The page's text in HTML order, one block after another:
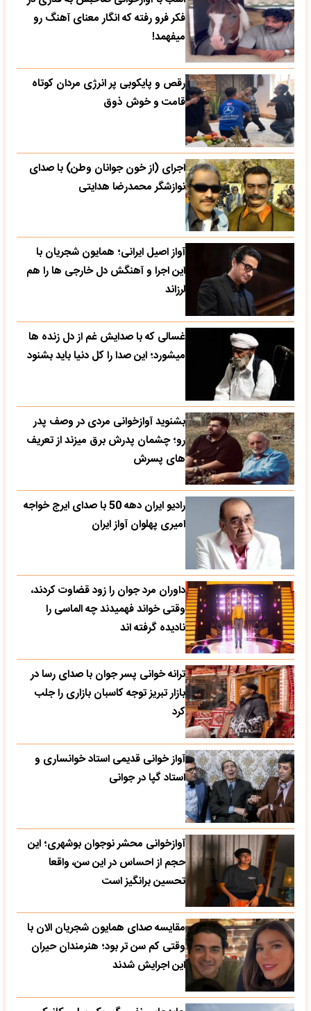
فکر فرو رفته که انگار معنای آهنگ رو
میفهمد!
رقص و پایکوبی پر انرژی مردان کوتاه
قامت و خوش ذوق
اجرای (از خون جوانان وطن) با صدای
نوازشگر محمدرضا هدایتی
آواز اصیل ایرانی؛ همایون شجریان با
این اجرا و آهنگش دل خارجی ها را هم
لرزاند
غسالی که با صدایش غم از دل زنده ها
میشورد؛ این صدا را کل دنیا باید بشنود
بشنوید آوازخوانی مردی در وصف پدر
رو؛ چشمان پدرش برق میزند از تعریف
های پسرش
رادیو ایران دهه 50 با صدای ایرج خواجه
امیری پهلوان آواز ایران
داوران مرد جوان را زود قضاوت کردند،
وقتی خواند فهمیدند چه الماسی را
نادیده گرفته اند
ترانه خوانی پسر جوان با صدای رسا در
بازار تبریز توجه کاسبان بازاری را جلب
کرد
آواز خوانی قدیمی استاد خوانساری و
استاد گپا در جوانی
آوازخوانی محشر نوجوان بوشهری؛ این
حجم از احساس در این سن، واقعا
تحسین‌ برانگیز است
مقایسه صدای همایون شجریان الان با
وقتی کم سن تر بود؛ هنرمندان حیران
این اجرایش شدند